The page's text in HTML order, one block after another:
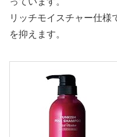
リッチモイスチャー仕様
を抑えます。